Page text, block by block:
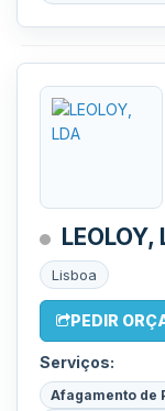
LEOLOY,
Lisboa
PEDIR
Serviços:
Afagamento de